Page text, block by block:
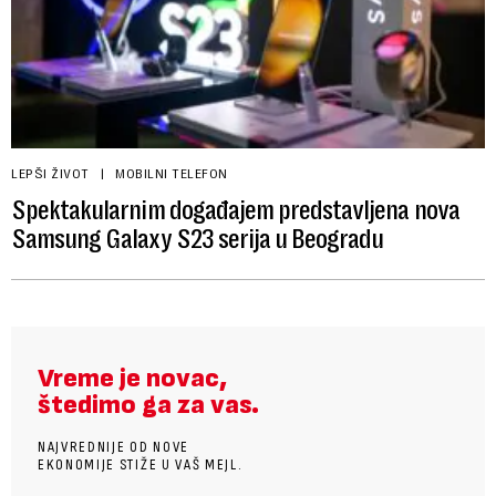
LEPŠI ŽIVOT MOBILNI TELEFON
Spektakularnim događajem predstavljena nova
Samsung Galaxy S23 serija u Beogradu
Vreme je novac,
štedimo ga za vas.
NAJVREDNIJE OD NOVE
EKONOMIJE STIŽE U VAŠ MEJL.